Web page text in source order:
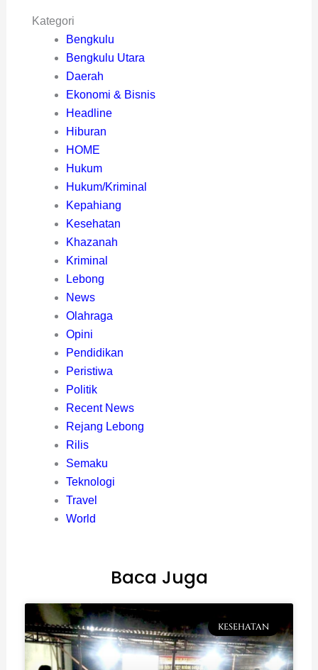
Kategori
Bengkulu
Bengkulu Utara
Daerah
Ekonomi & Bisnis
Headline
Hiburan
HOME
Hukum
Hukum/Kriminal
Kepahiang
Kesehatan
Khazanah
Kriminal
Lebong
News
Olahraga
Opini
Pendidikan
Peristiwa
Politik
Recent News
Rejang Lebong
Rilis
Semaku
Teknologi
Travel
World
Baca Juga
KESEHATAN